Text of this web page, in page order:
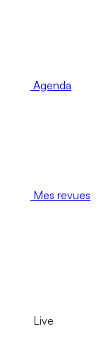
Agenda
Mes revues
Live